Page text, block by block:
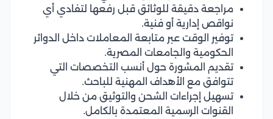
مراجعة دقيقة للوثائق قبل رفعها لتفادي أي
نواقص إدارية أو فنية.
توفير الوقت عبر متابعة المعاملات داخل الدوائر
الحكومية والجامعات المصرية.
تقديم المشورة حول أنسب التخصصات التي
تتوافق مع الأهداف المهنية للباحث.
تسهيل إجراءات الشحن والتوثيق من خلال
القنوات الرسمية المعتمدة بالكامل.